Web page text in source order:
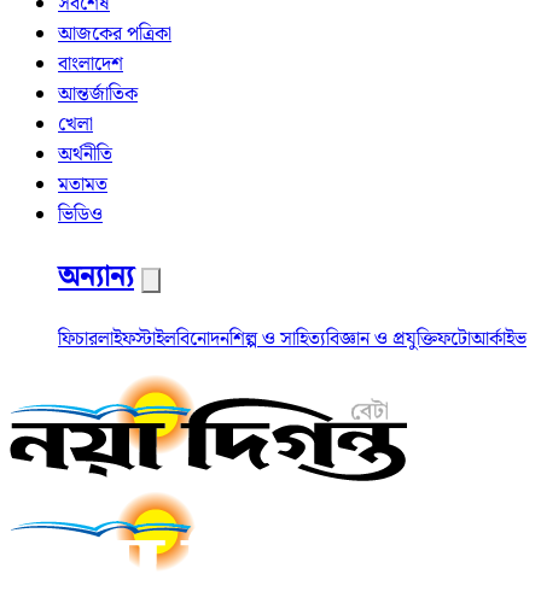
আজকের পত্রিকা
বাংলাদেশ
আন্তর্জাতিক
খেলা
অর্থনীতি
মতামত
ভিডিও
অন্যান্য
ফিচারলাইফস্টাইলবিনোদনশিল্প ও সাহিত্যবিজ্ঞান ও প্রযুক্তিফটোআর্কাইভ